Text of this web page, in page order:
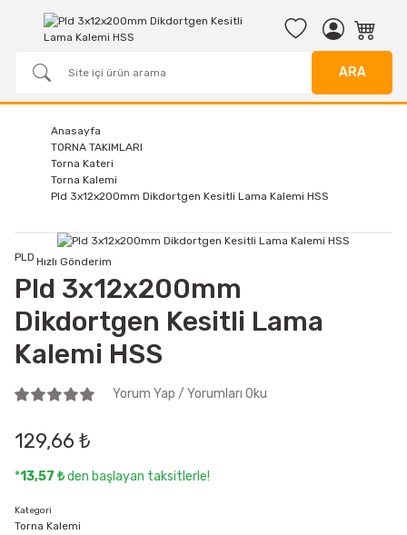
ARA
Anasayfa
TORNA TAKIMLARI
Torna Kateri
Torna Kalemi
Pld 3x12x200mm Dikdortgen Kesitli Lama Kalemi HSS
Hızlı Gönderim
PLD
Pld 3x12x200mm
Dikdortgen Kesitli Lama
Kalemi HSS
Yorum Yap / Yorumları Oku
129,66 ₺
*13,57 ₺den başlayan taksitlerle!
Kategori
Torna Kalemi